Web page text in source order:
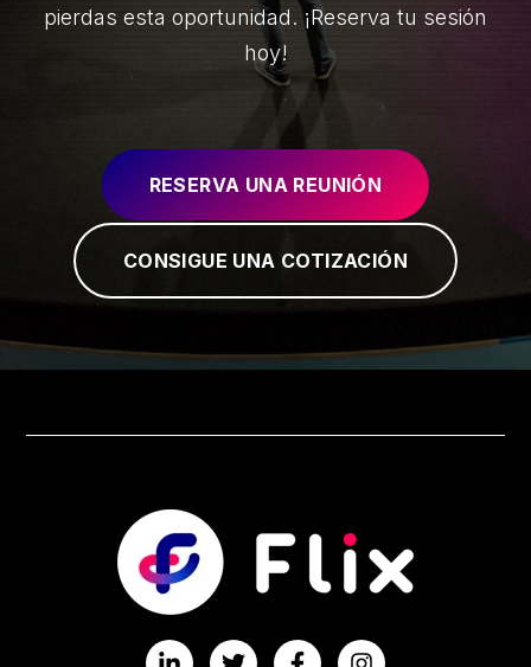
pierdas esta oportunidad. ¡Reserva tu sesión
hoy!
RESERVA UNA REUNIÓN
CONSIGUE UNA COTIZACIÓN